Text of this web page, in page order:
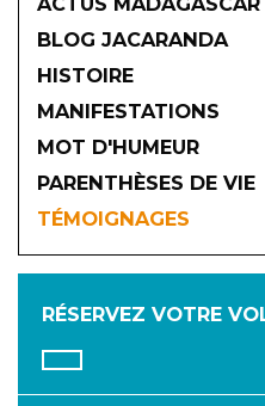
BLOG JACARANDA
HISTOIRE
MANIFESTATIONS
MOT D'HUMEUR
PARENTHÈSES DE VIE
TÉMOIGNAGES
RÉSERVEZ VOTRE
JANVIER
AVRIL
JUILLET
OCTOBRE